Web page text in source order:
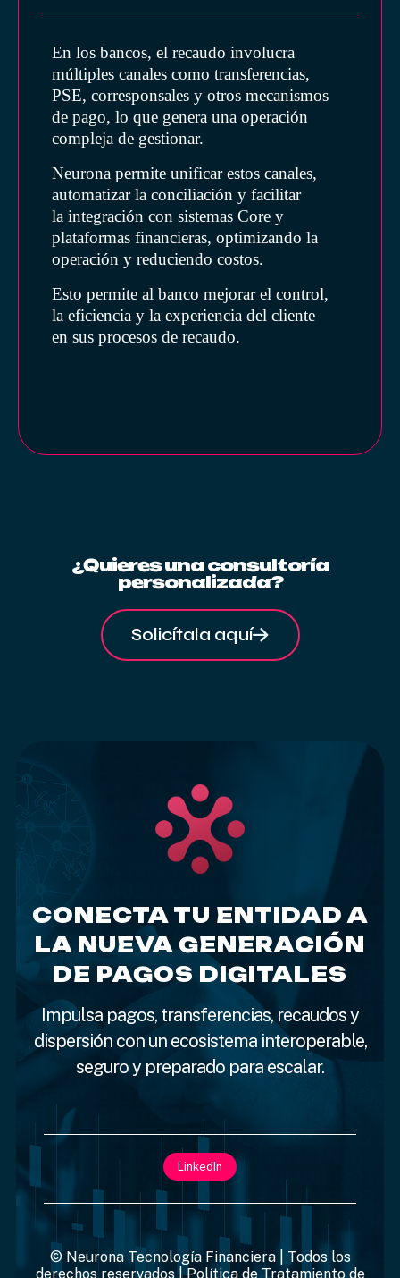
En los bancos, el recaudo involucra
múltiples canales como transferencias,
PSE, corresponsales y otros mecanismos
de pago, lo que genera una operación
compleja de gestionar.
Neurona permite unificar estos canales,
automatizar la conciliación y facilitar
la integración con sistemas Core y
plataformas financieras, optimizando la
operación y reduciendo costos.
Esto permite al banco mejorar el control,
la eficiencia y la experiencia del cliente
en sus procesos de recaudo.
¿Quieres una consultoría
personalizada?
Solicítala aquí
CONECTA TU ENTIDAD A
LA NUEVA GENERACIÓN
DE PAGOS DIGITALES
Impulsa pagos, transferencias, recaudos y
dispersión con un ecosistema interoperable,
seguro y preparado para escalar.
LinkedIn
© Neurona Tecnología Financiera | Todos los
derechos reservados |Política de Tratamiento de